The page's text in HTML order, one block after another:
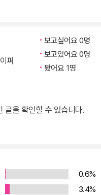
퍼
보고싶어요 0명
보고있어요 0명
봤어요 1명
글을 확인할 수 있습니다.
0.6%
3.4%